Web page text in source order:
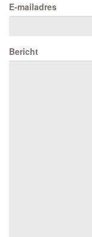
E-mailadres
Bericht